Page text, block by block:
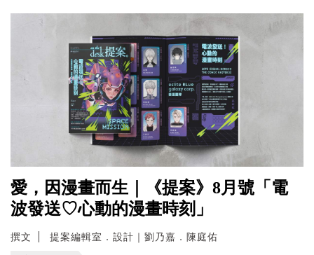
愛，因漫畫而生｜《提案》8月號「電
波發送♡心動的漫畫時刻」
撰文 提案編輯室．設計｜劉乃嘉．陳庭佑